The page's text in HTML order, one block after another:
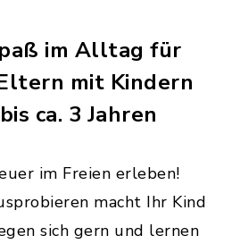
im Alltag für
mit Kindern
ca. 3 Jahren
im Freien erleben!
macht Ihr Kind
sich gern und lernen